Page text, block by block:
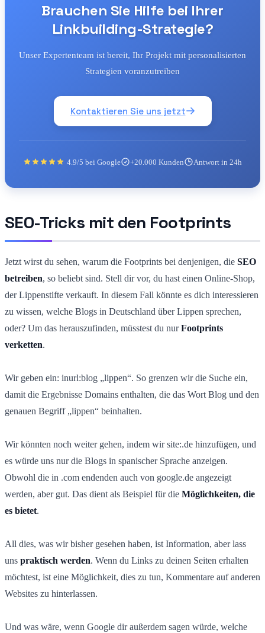
Brauchen Sie Hilfe bei Ihrer
Linkbuilding-Strategie?
Unser Expertenteam ist bereit, Ihr Projekt mit personalisierten
Strategien voranzutreiben
Kontaktieren Sie uns jetzt
4.9/5 bei Google +20.000 Kunden Antwort in 24h
SEO-Tricks mit den Footprints
Jetzt wirst du sehen, warum die Footprints bei denjenigen, die SEO
betreiben, so beliebt sind. Stell dir vor, du hast einen Online-Shop,
der Lippenstifte verkauft. In diesem Fall könnte es dich interessieren
zu wissen, welche Blogs in Deutschland über Lippen sprechen,
oder? Um das herauszufinden, müsstest du nurFootprints
verketten.
Wir geben ein: inurl:blog „lippen“. So grenzen wir die Suche ein,
damit die Ergebnisse Domains enthalten, die das Wort Blog und den
genauen Begriff „lippen“ beinhalten.
Wir könnten noch weiter gehen, indem wir site:.de hinzufügen, und
es würde uns nur die Blogs in spanischer Sprache anzeigen.
Obwohl die in .com endenden auch von google.de angezeigt
werden, aber gut. Das dient als Beispiel für die Möglichkeiten, die
es bietet.
All dies, was wir bisher gesehen haben, ist Information, aber lass
uns praktisch werden. Wenn du Links zu deinen Seiten erhalten
möchtest, ist eine Möglichkeit, dies zu tun, Kommentare auf anderen
Websites zu hinterlassen.
Und was wäre, wenn Google dir außerdem sagen würde, welche